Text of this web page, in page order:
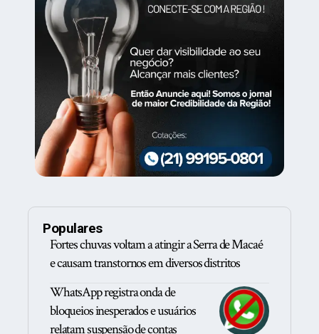
Populares
Fortes chuvas voltam a atingir a Serra de Macaé
e causam transtornos em diversos distritos
WhatsApp registra onda de
bloqueios inesperados e usuários
relatam suspensão de contas